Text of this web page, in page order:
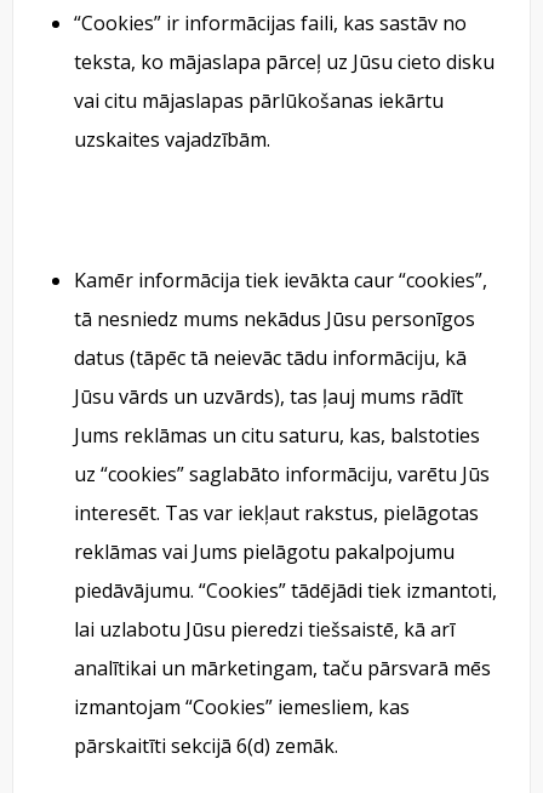
“Cookies” ir informācijas faili, kas sastāv no
teksta, ko mājaslapa pārceļ uz Jūsu cieto disku
vai citu mājaslapas pārlūkošanas iekārtu
uzskaites vajadzībām.
Kamēr informācija tiek ievākta caur “cookies”,
tā nesniedz mums nekādus Jūsu personīgos
datus (tāpēc tā neievāc tādu informāciju, kā
Jūsu vārds un uzvārds), tas ļauj mums rādīt
Jums reklāmas un citu saturu, kas, balstoties
uz “cookies” saglabāto informāciju, varētu Jūs
interesēt. Tas var iekļaut rakstus, pielāgotas
reklāmas vai Jums pielāgotu pakalpojumu
piedāvājumu. “Cookies” tādējādi tiek izmantoti,
lai uzlabotu Jūsu pieredzi tiešsaistē, kā arī
analītikai un mārketingam, taču pārsvarā mēs
izmantojam “Cookies” iemesliem, kas
pārskaitīti sekcijā 6(d) zemāk.